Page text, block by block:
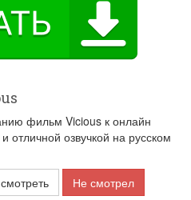
фильм Vicious к онлайн
отличной озвучкой на русском
Не смотрел